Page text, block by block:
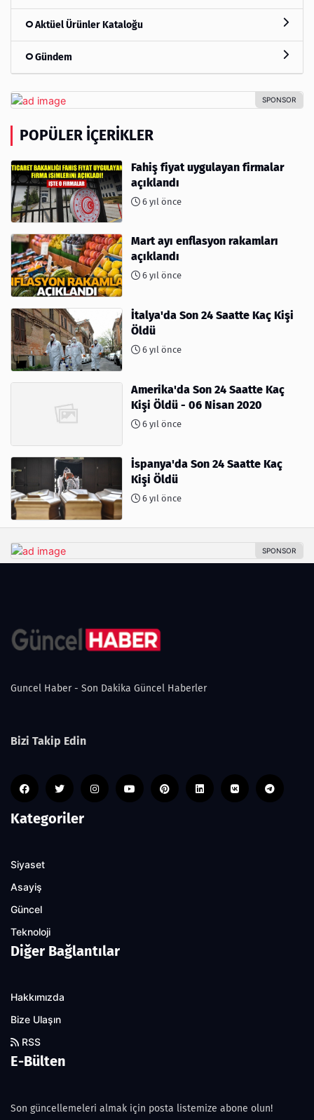
Aktüel Ürünler Kataloğu
Gündem
POPÜLER İÇERIKLER
Fahiş fiyat uygulayan firmalar
açıklandı
6 yıl önce
Mart ayı enflasyon rakamları
açıklandı
6 yıl önce
İtalya'da Son 24 Saatte Kaç Kişi
Öldü
6 yıl önce
Amerika'da Son 24 Saatte Kaç
Kişi Öldü - 06 Nisan 2020
6 yıl önce
İspanya'da Son 24 Saatte Kaç
Kişi Öldü
6 yıl önce
Guncel Haber - Son Dakika Güncel Haberler
Bizi Takip Edin
Kategoriler
Siyaset
Asayiş
Güncel
Teknoloji
Diğer Bağlantılar
Hakkımızda
Bize Ulaşın
RSS
E-Bülten
Son güncellemeleri almak için posta listemize abone olun!